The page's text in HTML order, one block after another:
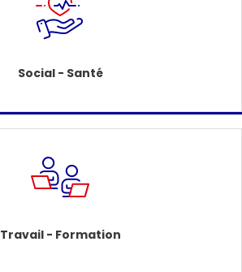
Social - Santé
Travail - Formation